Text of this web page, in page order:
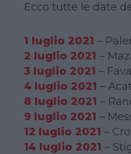
Ecco tutte le date
1 luglio 2021 –
2 luglio 2021 –
3 luglio 2021 –
4 luglio 2021 –
8 luglio 2021 –
9 luglio 2021 –
12 luglio 2021 –
14 luglio 2021 –